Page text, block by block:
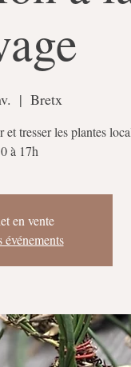
  |
Bretx
tresser les plantes
en vente